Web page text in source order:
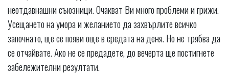
неотдавнашни съюзници. Очакват Ви много проблеми и грижи.
Усещането на умора и желанието да захвърлите всичко
започнато, ще се появи още в средата на деня. Но не трябва да
се отчайвате. Ако не се предадете, до вечерта ще постигнете
забележителни резултати.